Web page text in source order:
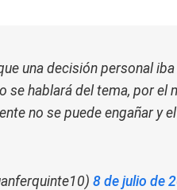
una decisión personal
se hablará del tema, por
no se puede engañar y
8 de julio de